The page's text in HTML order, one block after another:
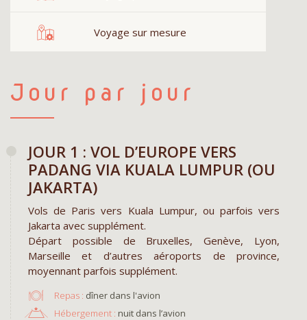
Voyage sur mesure
Jour par jour
JOUR 1 : VOL D’EUROPE VERS
PADANG VIA KUALA LUMPUR (OU
JAKARTA)
Vols de Paris vers Kuala Lumpur, ou parfois vers
Jakarta avec supplément.
Départ possible de Bruxelles, Genève, Lyon,
Marseille et d’autres aéroports de province,
moyennant parfois supplément.
Repas : dîner dans l'avion
Hébergement : nuit dans l’avion